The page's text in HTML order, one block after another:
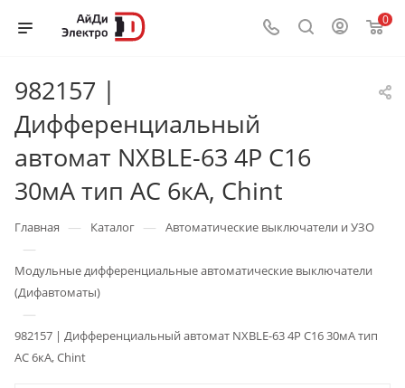
0
982157 |
Дифференциальный
автомат NXBLE-63 4P C16
30мА тип AC 6кА, Chint
Главная — Каталог — Автоматические выключатели и УЗО
—
Модульные дифференциальные автоматические выключатели
(Дифавтоматы)
—
982157 | Дифференциальный автомат NXBLE-63 4P C16 30мА тип
AC 6кА, Chint